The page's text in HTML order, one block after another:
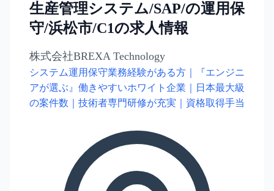
生産管理システム/SAP/の運用保
守/浜松市/C1の求人情報
株式会社BREXA Technology
システム運用保守業務経験がある方｜『エンジニ
アが選ぶ』働きやすいホワイト企業｜日本最大級
の案件数｜技術者専門研修が充実｜資格取得手当